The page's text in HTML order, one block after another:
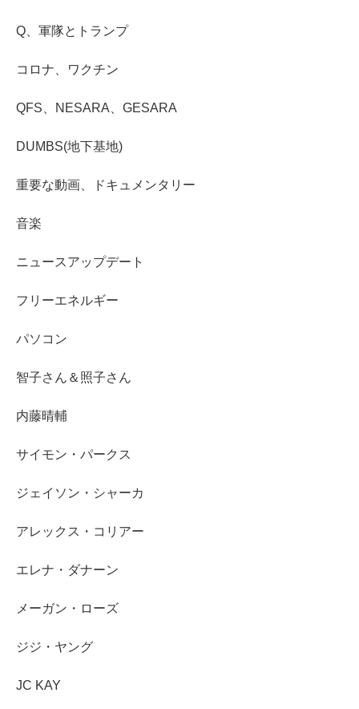
Q、軍隊とトランプ
コロナ、ワクチン
QFS、NESARA、GESARA
DUMBS(地下基地)
重要な動画、ドキュメンタリー
音楽
ニュースアップデート
フリーエネルギー
パソコン
智子さん＆照子さん
内藤晴輔
サイモン・パークス
ジェイソン・シャーカ
アレックス・コリアー
エレナ・ダナーン
メーガン・ローズ
ジジ・ヤング
JC KAY